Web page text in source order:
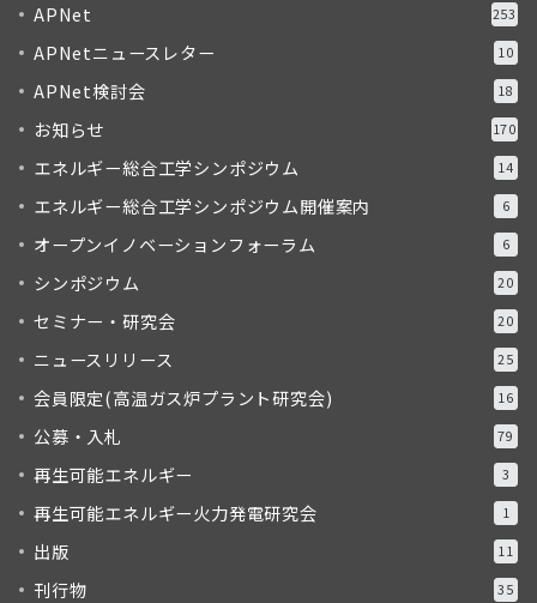
APNet 253
APNetニュースレター 10
APNet検討会 18
お知らせ 170
エネルギー総合工学シンポジウム 14
エネルギー総合工学シンポジウム開催案内 6
オープンイノベーションフォーラム 6
シンポジウム 20
セミナー・研究会 20
ニュースリリース 25
会員限定(高温ガス炉プラント研究会) 16
公募・入札 79
再生可能エネルギー 3
再生可能エネルギー火力発電研究会 1
出版 11
刊行物 35